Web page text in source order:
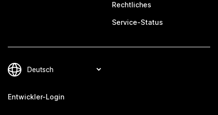
Rechtliches
Service-Status
Entwickler-Login